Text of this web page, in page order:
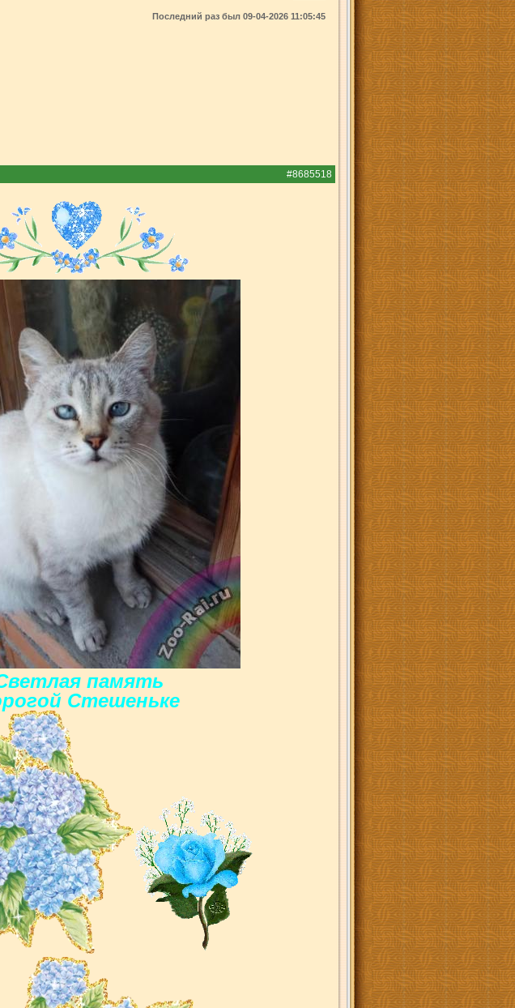
Последний раз был 09-04-2026 11:05:45
#8685518
память
Стешеньке